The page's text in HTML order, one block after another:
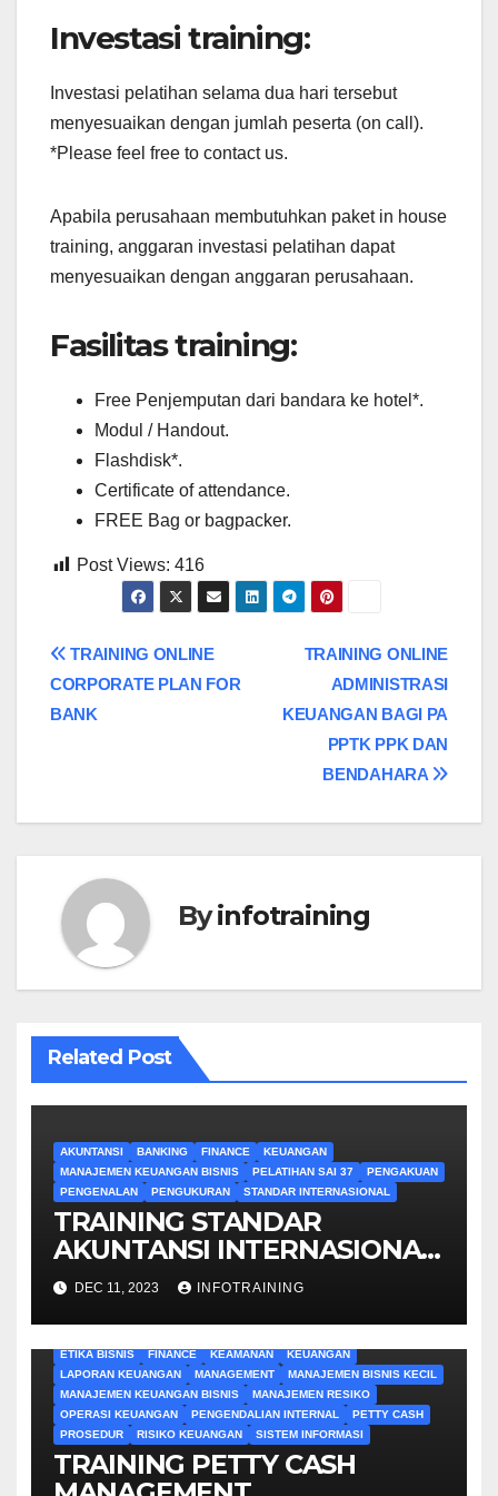
Investasi training:
Investasi pelatihan selama dua hari tersebut
menyesuaikan dengan jumlah peserta (on call).
*Please feel free to contact us.
Apabila perusahaan membutuhkan paket in house
training, anggaran investasi pelatihan dapat
menyesuaikan dengan anggaran perusahaan.
Fasilitas training:
Free Penjemputan dari bandara ke hotel*.
Modul / Handout.
Flashdisk*.
Certificate of attendance.
FREE Bag or bagpacker.
Post Views: 416
Post
navigation
TRAINING ONLINE
ADMINISTRASI
KEUANGAN BAGI PA
PPTK PPK DAN
BENDAHARA
TRAINING ONLINE
CORPORATE PLAN FOR
BANK
Byinfotraining
Related Post
AKUNTANSI BANKING FINANCE
KEUANGAN
MANAJEMEN KEUANGAN BISNIS
PELATIHAN SAI 37
PENGAKUAN
PENGENALAN
PENGUKURAN STANDAR INTERNASIONAL
TRAINING STANDAR
AKUNTANSI INTERNASIONAL
37DEC 11, 2023 INFOTRAINING
ETIKA BISNIS
FINANCE KEAMANAN
KEUANGAN
LAPORAN KEUANGAN
MANAGEMENT
MANAJEMEN BISNIS KECIL
MANAJEMEN KEUANGAN BISNIS
MANAJEMEN RESIKO
OPERASI KEUANGAN
PENGENDALIAN INTERNAL
PETTY CASH
PROSEDUR
RISIKO KEUANGAN SISTEM INFORMASI
TRAINING PETTY CASH